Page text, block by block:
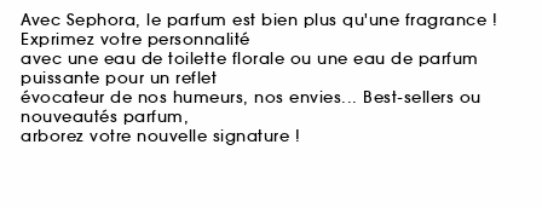
Avec Sephora, le parfum est bien plus qu'une fragrance !
Exprimez votre personnalité
avec une eau de toilette florale ou une eau de parfum
puissante pour un reflet
évocateur de nos humeurs, nos envies... Best-sellers ou
nouveautés parfum,
arborez votre nouvelle signature !